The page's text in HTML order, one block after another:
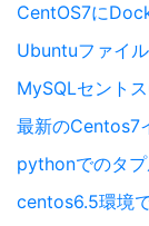
CentOS7に
Ubuntuファイ
MySQLセント
最新のCentos7
pythonでのタ
centos6.5環境